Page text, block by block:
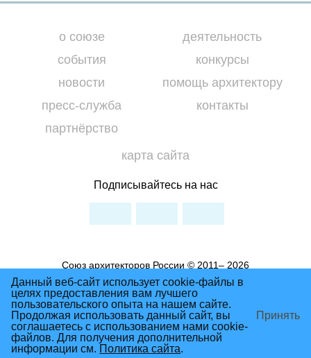
о союзе
события
новости
пресс-служба
партнёрство
деятельность
конкурсы
помощь архитектору
контакты
карта сайта
Подписывайтесь на нас
Союз архитекторов России © 2011– 2026
Условия использования материалов сайта
Политика Конфиденциальности
сделано в студии Восхождение
Данный веб-сайт использует cookie-файлы в
целях предоставления вам лучшего
пользовательского опыта на нашем сайте.
Продолжая использовать данный сайт, вы
соглашаетесь с использованием нами cookie-
файлов. Для получения дополнительной
информации см. Политика сайта.
Принять